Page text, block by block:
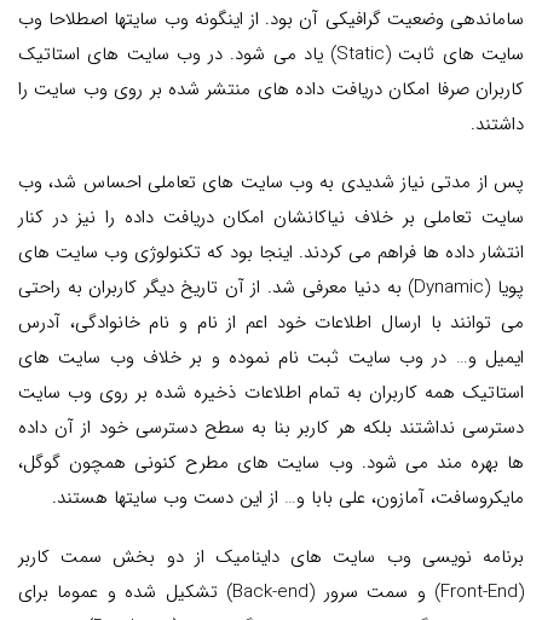
ساماندهی وضعیت گرافیکی آن بود. از اینگونه وب سایتها اصطلاحا وب
سایت های ثابت (Static) یاد می شود. در وب سایت های استاتیک
کاربران صرفا امکان دریافت داده های منتشر شده بر روی وب سایت را
داشتند.
پس از مدتی نیاز شدیدی به وب سایت های تعاملی احساس شد، وب
سایت تعاملی بر خلاف نیاکانشان امکان دریافت داده را نیز در کنار
انتشار داده ها فراهم می کردند. اینجا بود که تکنولوژی وب سایت های
پویا (Dynamic) به دنیا معرفی شد. از آن تاریخ دیگر کاربران به راحتی
می توانند با ارسال اطلاعات خود اعم از نام و نام خانوادگی، آدرس
ایمیل و… در وب سایت ثبت نام نموده و بر خلاف وب سایت های
استاتیک همه کاربران به تمام اطلاعات ذخیره شده بر روی وب سایت
دسترسی نداشتند بلکه هر کاربر بنا به سطح دسترسی خود از آن داده
ها بهره مند می شود. وب سایت های مطرح کنونی همچون گوگل،
مایکروسافت، آمازون، علی بابا و… از این دست وب سایتها هستند.
برنامه نویسی وب سایت های داینامیک از دو بخش سمت کاربر
(Front-End) و سمت سرور (Back-end) تشکیل شده و عموما برای